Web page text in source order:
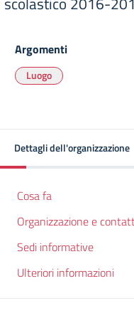
Argomenti
Luogo
Dettagli dell'organizzazione
Cosa fa
Organizzazione e
Sedi informative
Ulteriori informazioni